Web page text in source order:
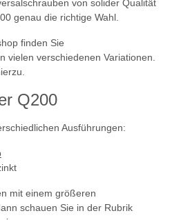
von solider Qualität
genau die richtige Wahl.
finden Sie
vielen verschiedenen Variationen.
Q200
Ausführungen:
mit einem größeren
schauen Sie in der Rubrik